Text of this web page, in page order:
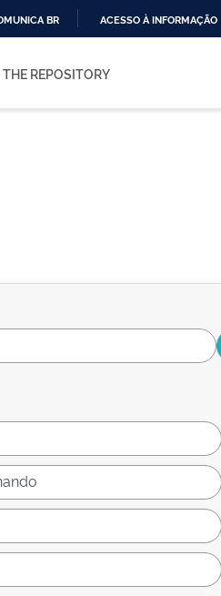
O
BR ACESSO À INFORMAÇÃO
THE REPOSITORY